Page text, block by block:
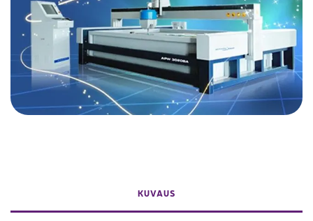
KUVAUS